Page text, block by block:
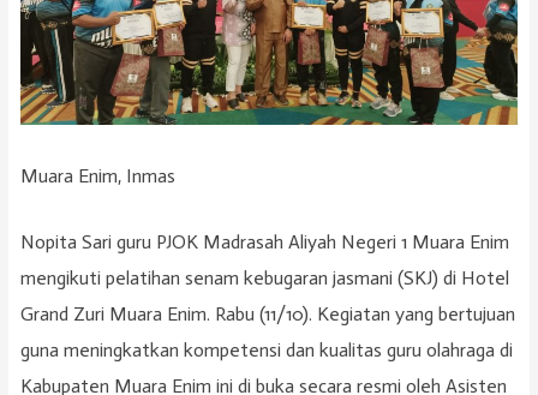
Muara Enim, Inmas
Nopita Sari guru PJOK Madrasah Aliyah Negeri 1 Muara Enim
mengikuti pelatihan senam kebugaran jasmani (SKJ) di Hotel
Grand Zuri Muara Enim. Rabu (11/10). Kegiatan yang bertujuan
guna meningkatkan kompetensi dan kualitas guru olahraga di
Kabupaten Muara Enim ini di buka secara resmi oleh Asisten